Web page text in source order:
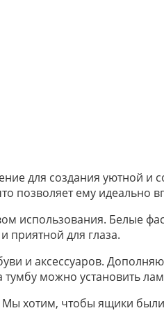
для создания уютной
позволяет ему идеально
использования. Белые
приятной для глаза.
и аксессуаров.
тумбу можно установить
хотим, чтобы ящики